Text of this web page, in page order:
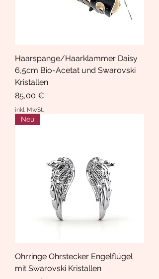
Haarspange/Haarklammer Daisy
6,5cm Bio-Acetat und Swarovski
Kristallen
Preis
85,00 €
inkl. MwSt.
Neu
Ohrringe Ohrstecker Engelflügel
mit Swarovski Kristallen